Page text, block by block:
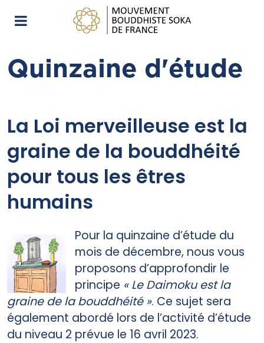
Quinzaine d'étude
La Loi merveilleuse est la
graine de la bouddhéité
pour tous les êtres
humains
Pour la quinzaine d’étude du
mois de décembre, nous vous
proposons d’approfondir le
principe « LeDaimokuest la
graine de la bouddhéité ». Ce sujet sera
également abordé lors de l’activité d’étude
du niveau 2 prévue le 16 avril 2023.